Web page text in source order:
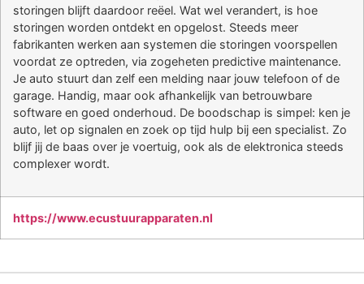
storingen blijft daardoor reëel. Wat wel verandert, is hoe
storingen worden ontdekt en opgelost. Steeds meer
fabrikanten werken aan systemen die storingen voorspellen
voordat ze optreden, via zogeheten predictive maintenance.
Je auto stuurt dan zelf een melding naar jouw telefoon of de
garage. Handig, maar ook afhankelijk van betrouwbare
software en goed onderhoud. De boodschap is simpel: ken je
auto, let op signalen en zoek op tijd hulp bij een specialist. Zo
blijf jij de baas over je voertuig, ook als de elektronica steeds
complexer wordt.
https://www.ecustuurapparaten.nl